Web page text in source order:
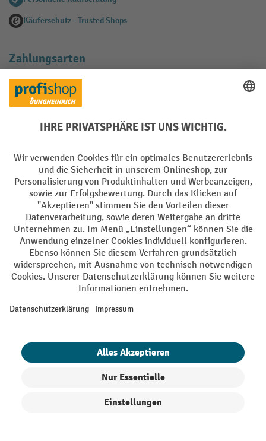
Käuferschutz - Trusted Shops
Zahlungsarten
Creditcard (Master)
Soziale Netzwerke
Facebook
YouTube
LinkedIn
Instagram
AGB Impressum Datenschutz
Barrierefreiheit Privacy Settings
Alle Preise exkl. gesetzl. Mehrwertsteuer zzgl.Versandkosten
oder Gutscheinen ist nicht möglich. | ² Der Rabatt wird einmalig bei
Erstregistrierung für den Newsletter gewährt. Der Gutschein ist 10
eingelöst werden. Die Höhe des Rabatts variiert je nach
Arbeitsschutz | 5% auf Werkstatt, Betrieb, Transport, Stapeln und